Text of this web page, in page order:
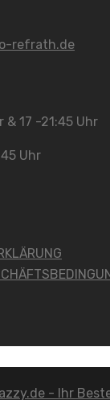
refrath.de
& 17 -21:45 Uhr
Uhr
- Ihr